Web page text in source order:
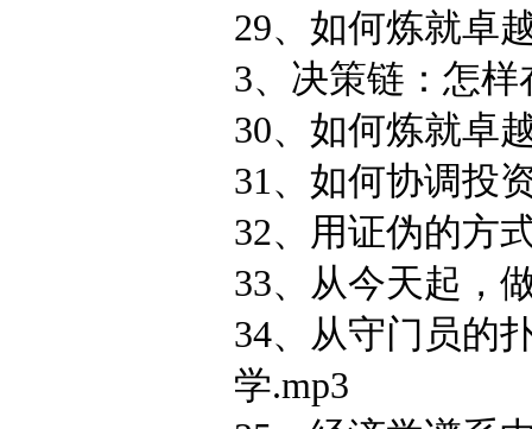
29、如何炼就卓
3、决策链：怎
30、如何炼就卓
31、如何协调投
32、用证伪的方
33、从今天起，
34、从守门员的
学.mp3